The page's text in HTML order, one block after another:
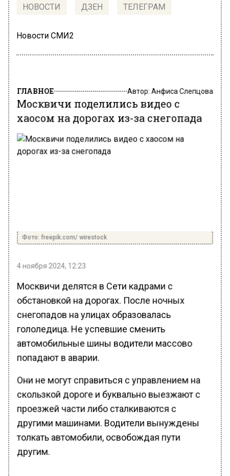
НОВОСТИ ДЗЕН ТЕЛЕГРАМ
Новости СМИ2
ГЛАВНОЕ Автор: Анфиса Слепцова
Москвичи поделились видео с
хаосом на дорогах из-за снегопада
Фото: freepik.com/ wirestock
4 ноября 2024, 12:23
Москвичи делятся в Сети кадрами с
обстановкой на дорогах. После ночных
снегопадов на улицах образовалась
гололедица. Не успевшие сменить
автомобильные шины водители массово
попадают в аварии.
Они не могут справиться с управлением на
скользкой дороге и буквально выезжают с
проезжей части либо сталкиваются с
другими машинами. Водители вынуждены
толкать автомобили, освобождая пути
другим.